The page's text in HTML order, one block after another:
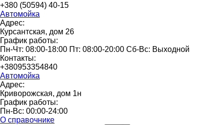
+380 (50594) 40-15
Автомойка
Адрес:
Курсантская, дом 26
График работы:
Пн-Чт: 08:00-18:00 Пт: 08:00-20:00 Сб-Вс: Выходной
Контакты:
+380953354840
Автомойка
Адрес:
Криворожская, дом 1н
График работы:
Пн-Вс: 00:00-24:00
О справочнике